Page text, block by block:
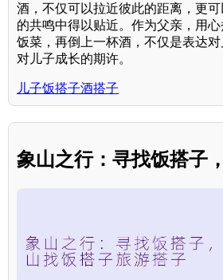
酒，不仅可以拉近彼此的距离，更
的共鸣中得以贴近。作为父亲，用
饭菜，再倒上一杯酒，不仅是表达
对儿子成长的期许。
儿子饭搭子酒搭子
象山之行：寻找饭搭子